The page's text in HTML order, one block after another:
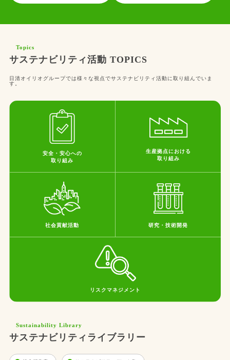
Topics
サステナビリティ活動 TOPICS
日清オイリオグループでは様々な視点でサステナビリティ活動に取り組んでいま
す。
安全・安心への
取り組み
生産拠点における
取り組み
社会貢献活動 研究・技術開発
リスクマネジメント
Sustainability Library
サステナビリティライブラリー